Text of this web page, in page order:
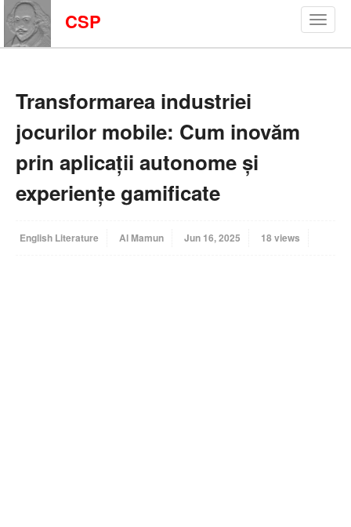
CSP
Transformarea industriei
jocurilor mobile: Cum inovăm
prin aplicații autonome și
experiențe gamificate
English Literature Al Mamun Jun 16, 2025 18 views